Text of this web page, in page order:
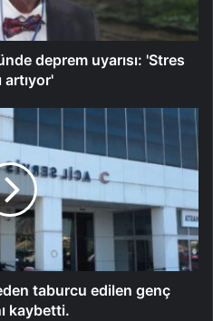
deprem uyarısı: 'Stres
artıyor'
taburcu edilen genç
kaybetti.